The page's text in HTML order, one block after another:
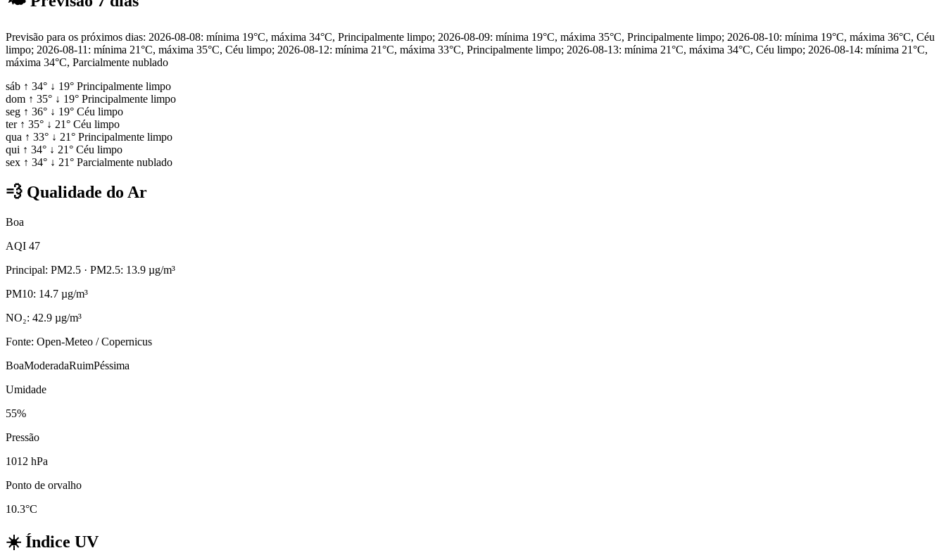
Previsão para os próximos dias: 2026-08-08: mínima 19°C, máxima 34°C, Principalmente limpo; 2026-08-09: mínima 19°C, máxima 35°C, Principalmente limpo; 2026-08-10: mínima 19°C, máxima 36°C, Céu
limpo; 2026-08-11: mínima 21°C, máxima 35°C, Céu limpo; 2026-08-12: mínima 21°C, máxima 33°C, Principalmente limpo; 2026-08-13: mínima 21°C, máxima 34°C, Céu limpo; 2026-08-14: mínima 21°C,
máxima 34°C, Parcialmente nublado
sáb ↑ 34° ↓ 19° Principalmente limpo
dom ↑ 35° ↓ 19° Principalmente limpo
seg ↑ 36° ↓ 19° Céu limpo
ter ↑ 35° ↓ 21° Céu limpo
qua ↑ 33° ↓ 21° Principalmente limpo
qui ↑ 34° ↓ 21° Céu limpo
sex ↑ 34° ↓ 21° Parcialmente nublado
💨 Qualidade do Ar
Boa
AQI 47
Principal: PM2.5 · PM2.5: 13.9 µg/m³
PM10: 14.7 µg/m³
NO₂: 42.9 µg/m³
Fonte: Open-Meteo / Copernicus
BoaModeradaRuimPéssima
Umidade
55%
Pressão
1012 hPa
Ponto de orvalho
10.3°C
☀️ Índice UV